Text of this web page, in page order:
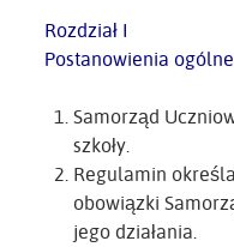
Rozdział I
Postanowienia ogólne
Samorząd
szkoły.
Regulamin
obowiązki
jego działania.